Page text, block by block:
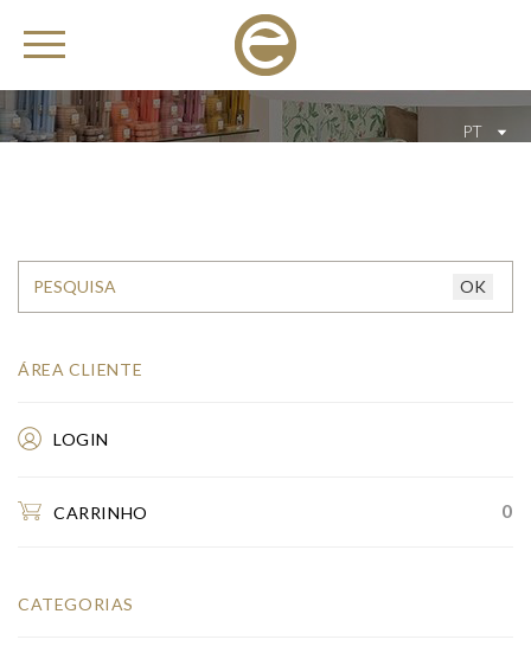
PT
ÁREA CLIENTE
LOGIN
CARRINHO 0
CATEGORIAS